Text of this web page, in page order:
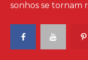
sonhos se tornam